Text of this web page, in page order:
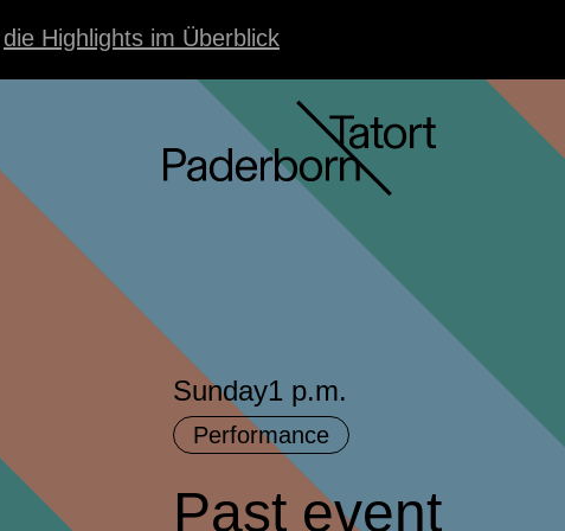
die Highlights im Überblick
Sunday1 p.m.
Performance
Past event